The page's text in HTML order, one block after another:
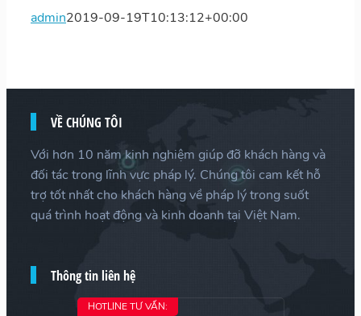
admin2019-09-19T10:13:12+00:00
VỀ CHÚNG TÔI
Với hơn 10 năm kinh nghiệm giúp đỡ khách hàng và
đối tác trong lĩnh vực pháp lý. Chúng tôi cam kết hỗ
trợ tốt nhất cho khách hàng về pháp lý trong suốt
quá trình hoạt động và kinh doanh tại Việt Nam.
Thông tin liên hệ
HOTLINE TƯ VẤN: